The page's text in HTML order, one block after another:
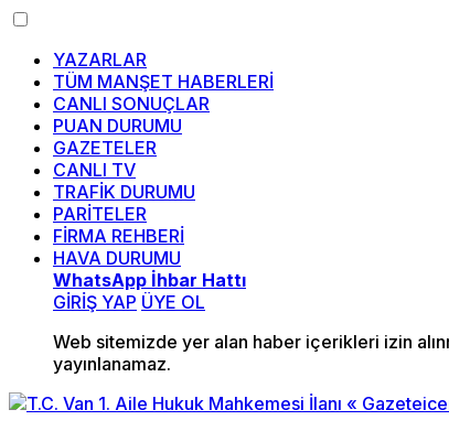
YAZARLAR
TÜM MANŞET HABERLERİ
CANLI SONUÇLAR
PUAN DURUMU
GAZETELER
CANLI TV
TRAFİK DURUMU
PARİTELER
FİRMA REHBERİ
HAVA DURUMU
WhatsApp İhbar Hattı
GİRİŞ YAP ÜYE OL
Web sitemizde yer alan haber içerikleri izin
yayınlanamaz.